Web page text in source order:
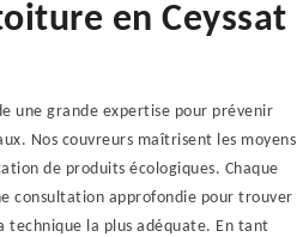
en Ceyssat
une grande expertise pour prévenir
Nos couvreurs maîtrisent les moyens
de produits écologiques. Chaque
consultation approfondie pour trouver
la plus adéquate. En tant